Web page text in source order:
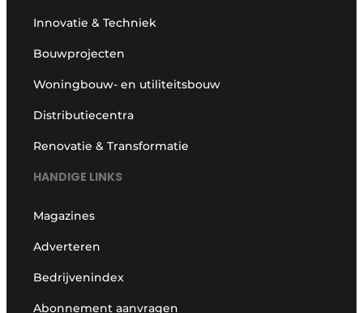
Innovatie & Techniek
Bouwprojecten
Woningbouw- en utiliteitsbouw
Distributiecentra
Renovatie & Transformatie
HANDIGE LINKS
Magazines
Adverteren
Bedrijvenindex
Abonnement aanvragen